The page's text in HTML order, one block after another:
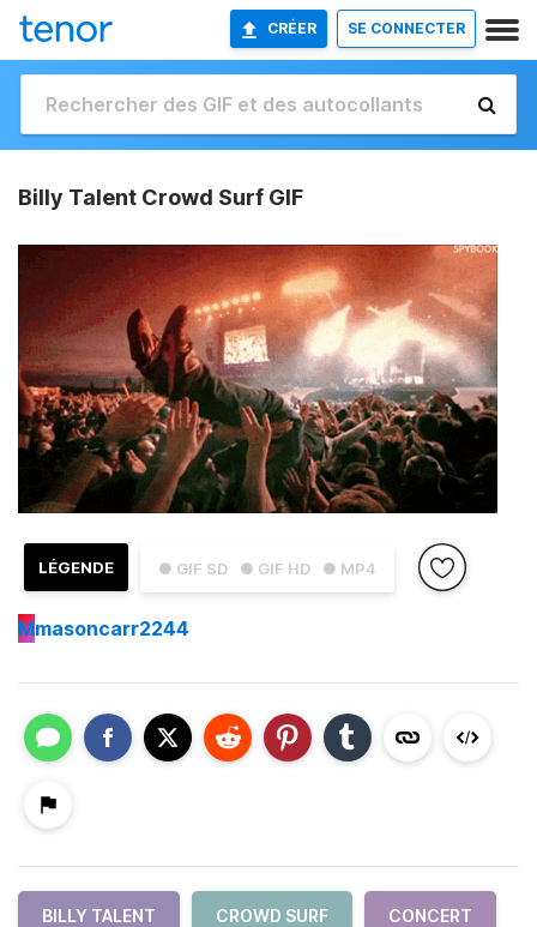
CRÉER SE CONNECTER
Billy Talent Crowd Surf GIF
● GIF SD ● GIF HD ● MP4
LÉGENDE
Mmasoncarr2244
BILLY TALENT CROWD SURF CONCERT